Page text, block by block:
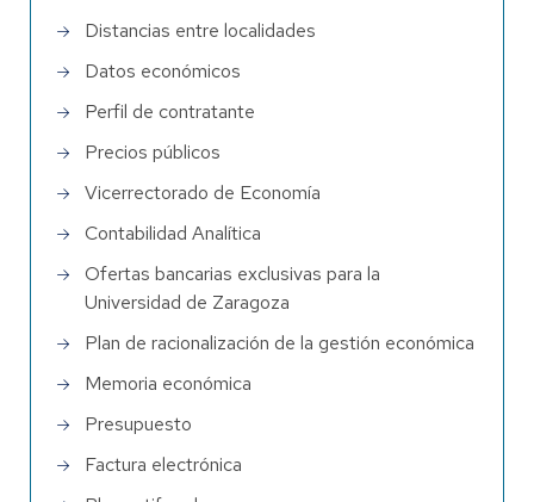
Distancias entre localidades
Datos económicos
Perfil de contratante
Precios públicos
Vicerrectorado de Economía
Contabilidad Analítica
Ofertas bancarias exclusivas para la
Universidad de Zaragoza
Plan de racionalización de la gestión económica
Memoria económica
Presupuesto
Factura electrónica